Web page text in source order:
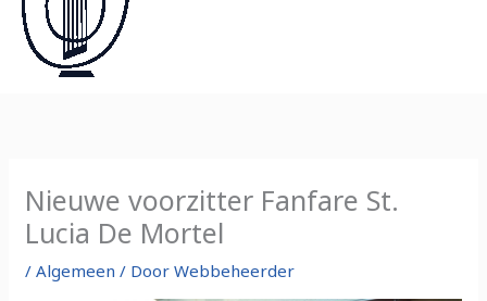
Nieuwe voorzitter Fanfare St.
Lucia De Mortel
/Algemeen / DoorWebbeheerder
e
f